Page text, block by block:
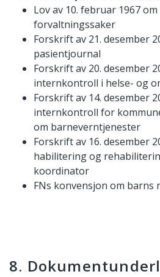
Lov av 10. februar 1967
forvaltningssaker
Forskrift av 21. desember
pasientjournal
Forskrift av 20. desember
internkontroll i helse- og
Forskrift av 14. desember
internkontroll for
om barneverntjenester
Forskrift av 16. desember
habilitering og
koordinator
FNs konvensjon om barns
8.